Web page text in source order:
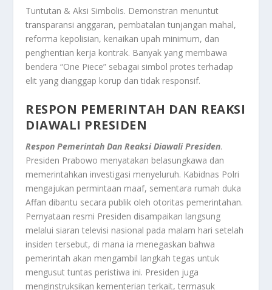
Tuntutan & Aksi Simbolis. Demonstran menuntut
transparansi anggaran, pembatalan tunjangan mahal,
reforma kepolisian, kenaikan upah minimum, dan
penghentian kerja kontrak. Banyak yang membawa
bendera “One Piece” sebagai simbol protes terhadap
elit yang dianggap korup dan tidak responsif.
RESPON PEMERINTAH DAN REAKSI
DIAWALI PRESIDEN
Respon Pemerintah Dan Reaksi Diawali Presiden.
Presiden Prabowo menyatakan belasungkawa dan
memerintahkan investigasi menyeluruh. Kabidnas Polri
mengajukan permintaan maaf, sementara rumah duka
Affan dibantu secara publik oleh otoritas pemerintahan.
Pernyataan resmi Presiden disampaikan langsung
melalui siaran televisi nasional pada malam hari setelah
insiden tersebut, di mana ia menegaskan bahwa
pemerintah akan mengambil langkah tegas untuk
mengusut tuntas peristiwa ini. Presiden juga
menginstruksikan kementerian terkait, termasuk